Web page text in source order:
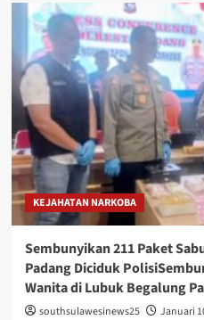
KEJAHATAN NARKOBA
Sembunyikan 211 Paket
Padang Diciduk
Wanita di Lubuk Begalung
southsulawesinews25 Januari